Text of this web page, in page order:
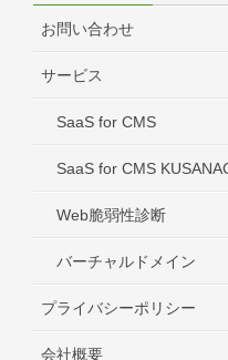
お問い合わせ
サービス
SaaS for CMS
SaaS for CMS
Web脆弱性診断
バーチャルドメイン
プライバシーポリシー
会社概要